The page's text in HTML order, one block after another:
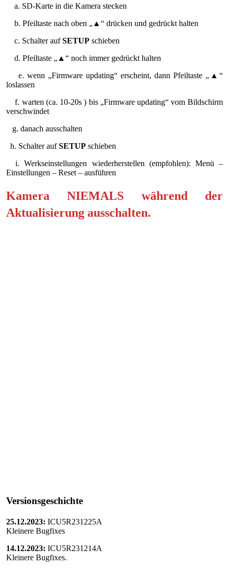
a. SD-Karte in die Kamera stecken
b. Pfeiltaste nach oben „▲“ drücken und gedrückt halten
c. Schalter aufSETUP schieben
d. Pfeiltaste „▲“ noch immer gedrückt halten
e. wenn „Firmware updating“ erscheint, dann Pfeiltaste „▲“
loslassen
f. warten (ca. 10-20s ) bis „Firmware updating“ vom Bildschirm
verschwindet
g. danach ausschalten
h. Schalter aufSETUP schieben
i. Werkseinstellungen wiederherstellen (empfohlen): Menü –
Einstellungen – Reset – ausführen
Kamera NIEMALS während der
Aktualisierung ausschalten.
Versionsgeschichte
25.12.2023:ICU5R231225A
Kleinere Bugfixes
14.12.2023: ICU5R231214A
Kleinere Bugfixes.